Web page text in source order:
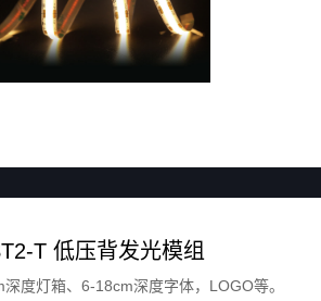
T 低压背发光模组
度灯箱、6-18cm深度字体，LOGO等。